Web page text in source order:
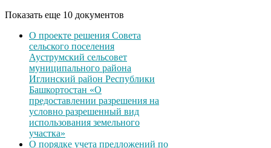
Показать еще 10 документов
О проекте решения Совета
сельского поселения
Ауструмский сельсовет
муниципального района
Иглинский район Республики
Башкортостан «О
предоставлении разрешения на
условно разрешенный вид
использования земельного
участка»
О порядке учета предложений по